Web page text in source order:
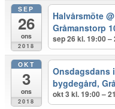
SEP
26
ons
2018
Halvårsmöte
Gråmanstorp
sep 26 kl. 19:00 –
OKT
3
ons
2018
Onsdagsdans
bygdegård,
okt 3 kl. 19:00 –